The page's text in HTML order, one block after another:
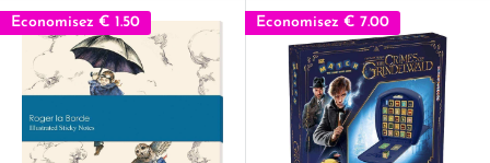
Economisez € 1.50 Economisez € 7.00